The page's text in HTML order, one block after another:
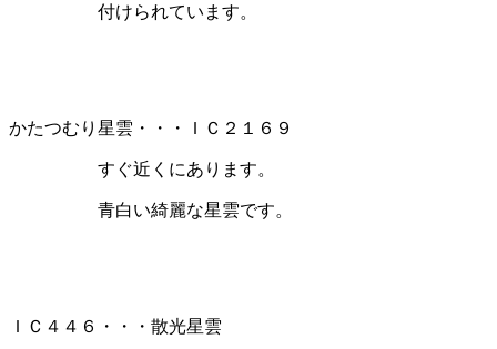
付けられています。
かたつむり星雲・・・ＩＣ２１６９
すぐ近くにあります。
青白い綺麗な星雲です。
ＩＣ４４６・・・散光星雲